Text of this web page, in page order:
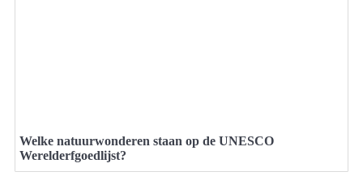
Welke natuurwonderen staan op de UNESCO
Werelderfgoedlijst?